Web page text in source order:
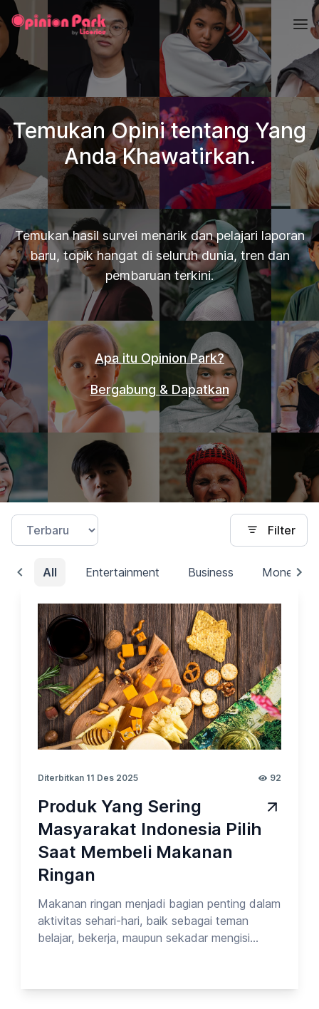
Temukan Opini tentang Yang
Anda Khawatirkan.
Temukan hasil survei menarik dan pelajari laporan
baru, topik hangat di seluruh dunia, tren dan
pembaruan terkini.
Apa itu Opinion Park?
Bergabung & Dapatkan
Filter
All Entertainment Business Money/
Kata Kunci
Periode
Bersihkan Semua
Diterbitkan 11 Des 2025 92
Produk Yang Sering
Masyarakat Indonesia Pilih
Saat Membeli Makanan
Ringan
Makanan ringan menjadi bagian penting dalam
aktivitas sehari-hari, baik sebagai teman
belajar, bekerja, maupun sekadar mengisi
kemasan, hingga kebiasaan. Ketika